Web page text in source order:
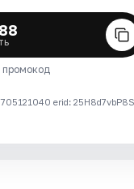
промокод
erid: